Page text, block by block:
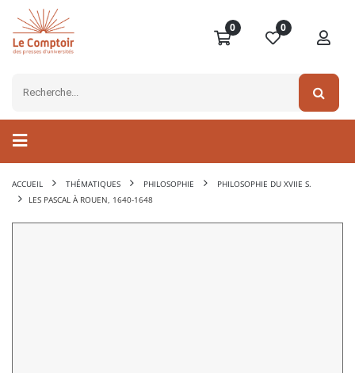
0 0
ACCUEIL THÉMATIQUES PHILOSOPHIE
PHILOSOPHIE DU XVIIE S.
LES PASCAL À ROUEN, 1640-1648